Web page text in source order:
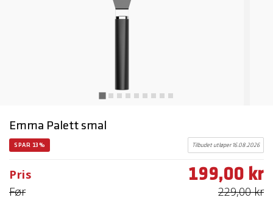
Emma Palett smal
SPAR 13% Tilbudet utløper 16.08.2026
Pris 199,00 kr
Før 229,00 kr